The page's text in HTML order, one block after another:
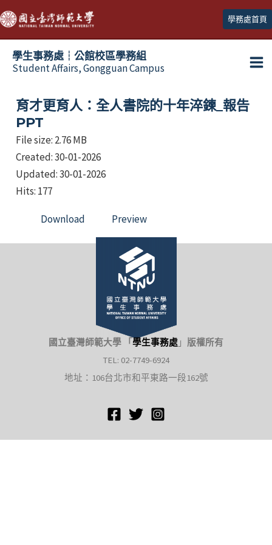
跳
至
主
學務處首頁
學生事務處┆公館校區學務組
Student Affairs, Gongguan Campus
育才更育人：全人書院的十年淬鍊_報告
PPT
File size: 2.76 MB
Created: 30-01-2026
Updated: 30-01-2026
Hits: 177
Download Preview
國立臺灣師範大學 「 學生事務處 」 版權所有
TEL: 02-7749-6924
地址：106台北市和平東路一段162號